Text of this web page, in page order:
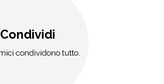
Condividi
condividono tutto.